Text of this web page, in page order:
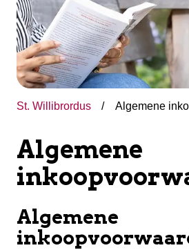
St. Willibrordus Algemene
Algemene
Algemene